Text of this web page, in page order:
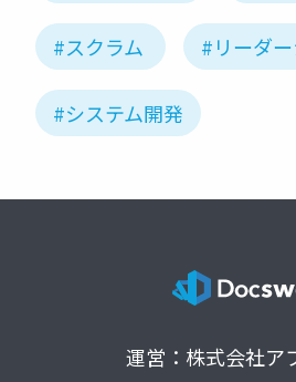
#スクラム #リーダ
#システム開発
運営：株式会社ア